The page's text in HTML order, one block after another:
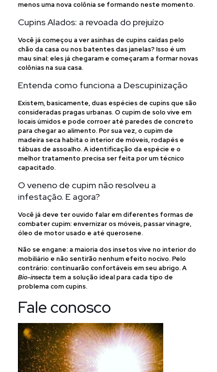
menos uma nova colônia se formando neste momento.
Cupins Alados: a revoada do prejuízo
Você já começou a ver asinhas de cupins caídas pelo
chão da casa ou nos batentes das janelas? Isso é um
mau sinal: eles já chegaram e começaram a formar novas
colônias na sua casa.
Entenda como funciona a Descupinização
Existem, basicamente, duas espécies de cupins que são
consideradas pragas urbanas. O cupim de solo vive em
locais úmidos e pode corroer até paredes de concreto
para chegar ao alimento. Por sua vez, o cupim de
madeira seca habita o interior de móveis, rodapés e
tábuas de assoalho. A identificação da espécie e o
melhor tratamento precisa ser feita por um técnico
capacitado.
O veneno de cupim não resolveu a
infestação. E agora?
Você já deve ter ouvido falar em diferentes formas de
combater cupim: envernizar os móveis, passar vinagre,
óleo de motor usado e até querosene.
Não se engane: a maioria dos insetos vive no interior do
mobiliário e não sentirão nenhum efeito nocivo. Pelo
contrário: continuarão confortáveis em seu abrigo. A
Bio-insecta tem a solução ideal para cada tipo de
problema com cupins.
Fale conosco